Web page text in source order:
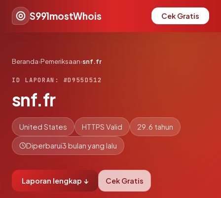
S991mostWhois Cek Gratis
Beranda›Pemeriksaan›snf.fr
ID LAPORAN: #D955D512
snf.fr
United States HTTPS Valid 29.6 tahun
Diperbarui3 bulan yang lalu
Laporan lengkap ↓ Cek Gratis